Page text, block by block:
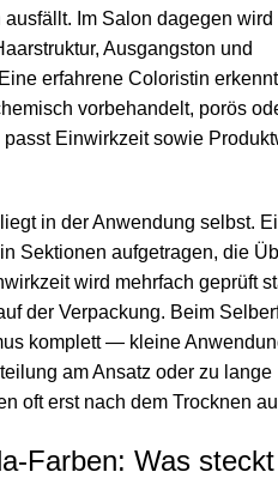
Im Salon dagegen wird
Ausgangston und
erfahrene Coloristin
vorbehandelt, porös
Einwirkzeit sowie
in der Anwendung selbst.
Sektionen aufgetragen, die
wird mehrfach geprüft
der Verpackung. Beim
komplett — kleine
am Ansatz oder zu lange
oft erst nach dem Trocknen
Farben: Was steckt